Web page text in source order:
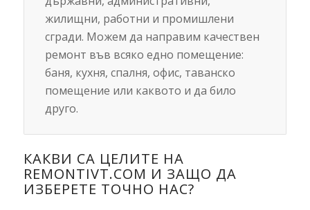
жилищни, работни и промишлени
сгради. Можем да направим качествен
ремонт във всяко едно помещение:
баня, кухня, спалня, офис, таванско
помещение или каквото и да било
друго.
КАКВИ СА ЦЕЛИТЕ НА
REMONTIVT.COM И ЗАЩО ДА
ИЗБЕРЕТЕ ТОЧНО НАС?